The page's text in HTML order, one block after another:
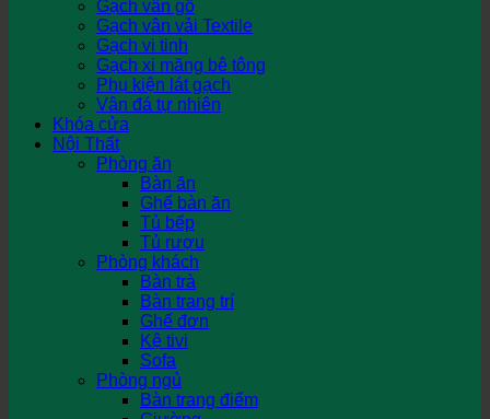
Gạch vân gỗ
Gạch vân vải Textile
Gạch vi tinh
Gạch xi măng bê tông
Phụ kiện lát gạch
Vân đá tự nhiên
Khóa cửa
Nội Thất
Phòng ăn
Bàn ăn
Ghế bàn ăn
Tủ bếp
Tủ rượu
Phòng khách
Bàn trà
Bàn trang trí
Ghế đơn
Kệ tivi
Sofa
Phòng ngủ
Bàn trang điểm